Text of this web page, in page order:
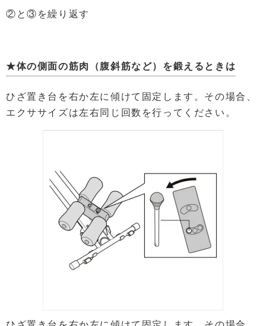
②と③を繰り返す
★体の側面の筋肉（腹斜筋など）を鍛えるときは
ひざ置き台を右か左に傾けて固定します。その場合、
エクササイズは左右同じ回数を行ってください。